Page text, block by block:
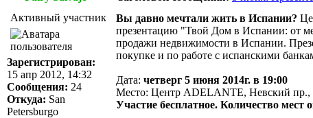
Активный участник
Зарегистрирован:
15 апр 2012, 14:32
Сообщения: 24
Откуда: San
Petersburgo
Вы давно мечтали жить в Испании?
презентацию "Твой Дом в Испании: от
продажи недвижимости в Испании.
покупке и по работе с испанскими
Дата: четверг 5 июня 2014г. в 19:00
Место: Центр ADELANTE, Невский пр.,
Участие бесплатное. Количество мест